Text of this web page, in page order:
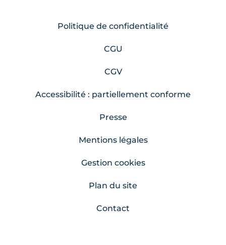
Politique de confidentialité
CGU
CGV
Accessibilité : partiellement conforme
Presse
Mentions légales
Gestion cookies
Plan du site
Contact